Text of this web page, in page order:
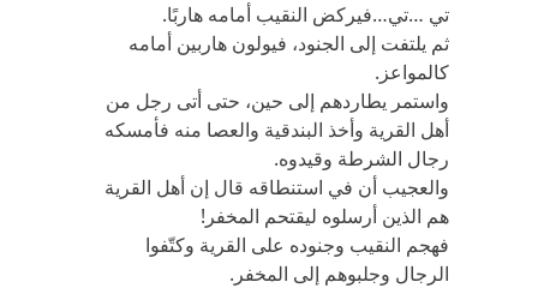
تي …تي…فيركض النقيب أمامه هاربًا.
ثم يلتفت إلى الجنود، فيولون هاربين أمامه
كالمواعز.
واستمر يطاردهم إلى حين، حتى أتى رجل من
أهل القرية وأخذ البندقية والعصا منه فأمسكه
رجال الشرطة وقيدوه.
والعجيب أن في استنطاقه قال إن أهل القرية
هم الذين أرسلوه ليقتحم المخفر!
فهجم النقيب وجنوده على القرية وكتّفوا
الرجال وجلبوهم إلى المخفر.